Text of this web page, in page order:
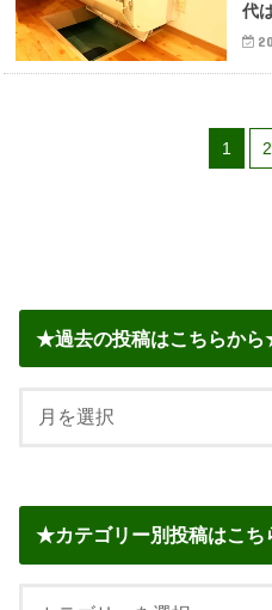
代
1 2
★過去の投稿はこちらか
★カテゴリー別投稿はこ